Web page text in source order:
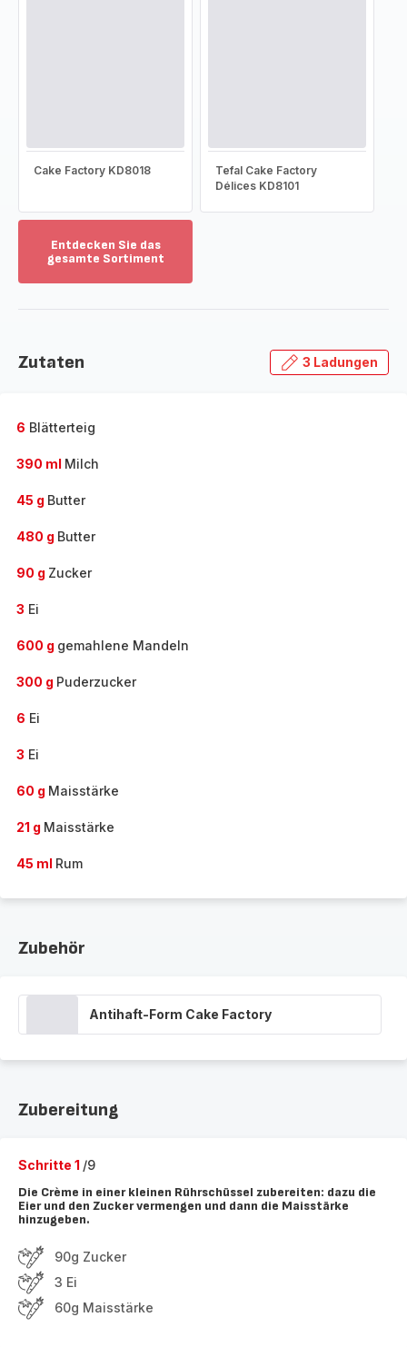
Cake Factory KD8018
Tefal Cake Factory
Délices KD8101
Entdecken Sie das
gesamte Sortiment
das
Zutaten 3 Ladungen
6 Blätterteig
390 ml Milch
45 g Butter
480 g Butter
90 g Zucker
3 Ei
600 g gemahlene Mandeln
300 g Puderzucker
6 Ei
3 Ei
60 g Maisstärke
21 g Maisstärke
45 ml Rum
Zubehör
Antihaft-Form Cake Factory
Zubereitung
Schritte 1 /9
Die Crème in einer kleinen Rührschüssel zubereiten: dazu die
Eier und den Zucker vermengen und dann die Maisstärke
hinzugeben.
90g Zucker
3 Ei
60g Maisstärke